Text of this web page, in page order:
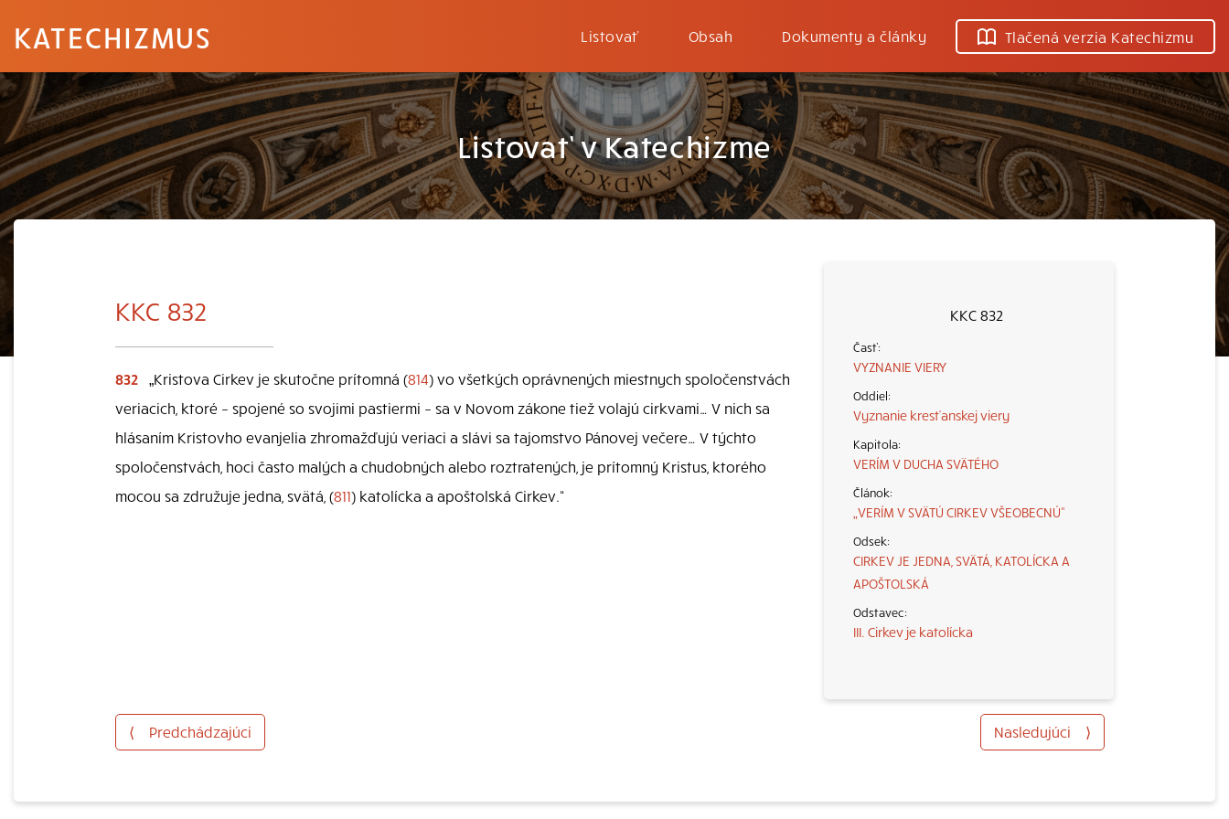
KATECHIZMUS Listovať Obsah Dokumenty a články Tlačená verzia Katechizmu
Listovať v Katechizme
KKC 832
VYZNANIE VIERY
Vyznanie kresťanskej viery
VERÍM V DUCHA SVÄTÉHO
„VERÍM V SVÄTÚ CIRKEV VŠEOBECNÚ“
CIRKEV JE JEDNA, SVÄTÁ, KATOLÍCKA A
APOŠTOLSKÁ
III. Cirkev je katolícka
KKC 832
832 „Kristova Cirkev je skutočne prítomná (814) vo všetkých oprávnených miestnych spoločenstvách
veriacich, ktoré – spojené so svojimi pastiermi – sa v Novom zákone tiež volajú cirkvami… V nich sa
hlásaním Kristovho evanjelia zhromažďujú veriaci a slávi sa tajomstvo Pánovej večere… V týchto
spoločenstvách, hoci často malých a chudobných alebo roztratených, je prítomný Kristus, ktorého
mocou sa združuje jedna, svätá, (811) katolícka a apoštolská Cirkev.“
⟨ Predchádzajúci Nasledujúci ⟩